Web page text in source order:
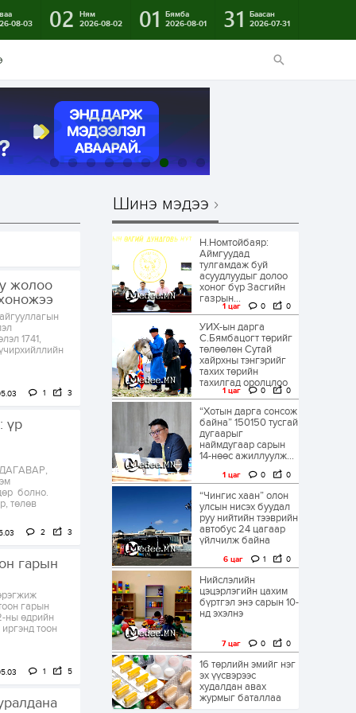
08-03
02
Ням
2026-08-02
01
Бямба
2026-08-01
31
Баасан
2026-07-31
жолоо
1741,
1 3
үр
болно.
төлөв
2 3
гарын
гарын
ны өдрийн
тоон
1 5
Шинэ мэдээ
Н.Номтойбаяр:
Аймгуудад
тулгамдаж буй
асуудлуудыг долоо
хоног бүр Засгийн
газрын...
1 цаг 0 0
УИХ-ын дарга
С.Бямбацогт төрийг
төлөөлөн Сутай
хайрхны тэнгэрийг
тахих төрийн
тахилгад оролцлоо
1 цаг 0 0
“Хотын дарга сонсож
байна” 150150 тусгай
дугаарыг
наймдугаар сарын
14-нөөс ажиллуулж...
1 цаг 0 0
“Чингис хаан” олон
улсын нисэх буудал
руу нийтийн тээврийн
автобус 24 цагаар
үйлчилж байна
6 цаг 1 0
Нийслэлийн
цэцэрлэгийн цахим
бүртгэл энэ сарын 10-
нд эхэлнэ
7 цаг 0 0
16 төрлийн эмийг нэг
эх үүсвэрээс
худалдан авах
журмыг баталлаа